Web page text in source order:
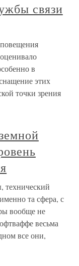
связи
в
этих
точки зрения
технический
та сфера, с
вообще не
весьма
все они,